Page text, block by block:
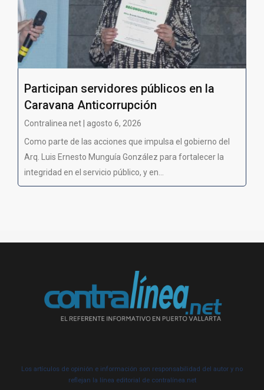
Participan servidores públicos en la
Caravana Anticorrupción
Contralinea net | agosto 6, 2026
Como parte de las acciones que impulsa el gobierno del
Arq. Luis Ernesto Munguía González para fortalecer la
integridad en el servicio público, y en...
Los artículos de opinión e información son responsabilidad del autor y no
reflejan la línea editorial de contralínea.net